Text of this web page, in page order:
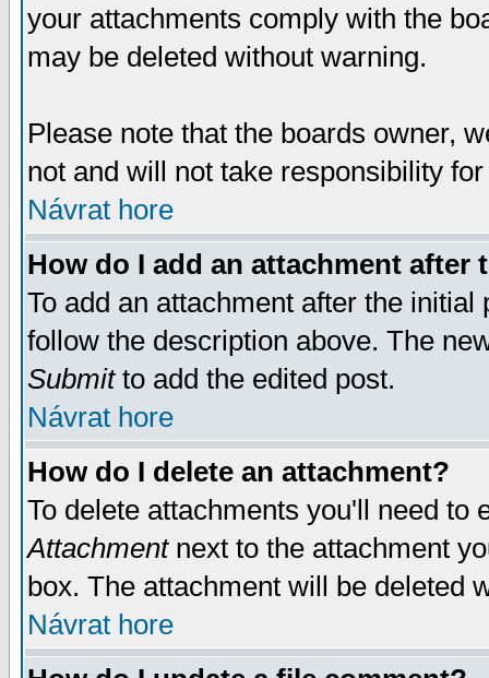
your attachments comply with the
may be deleted without warning.
Please note that the boards owner,
not and will not take responsibility
Návrat hore
How do I add an attachment after
To add an attachment after the
follow the description above. The
Submitto add the edited post.
Návrat hore
How do I delete an attachment?
To delete attachments you'll need
Attachmentnext to the attachment
box. The attachment will be deleted
Návrat hore